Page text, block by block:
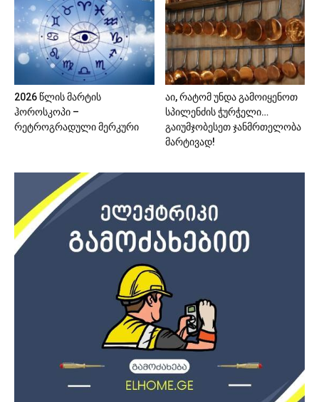
2026 წლის მარტის
ჰოროსკოპი –
რეტროგრადული მერკური
აი, რატომ უნდა გამოიყენოთ
სპილენძის ჭურჭელი…
გაიუმჯობესეთ ჯანმრთელობა
მარტივად!